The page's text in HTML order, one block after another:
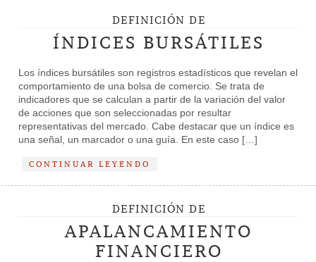
DEFINICIÓN DE
ÍNDICES BURSÁTILES
Los índices bursátiles son registros estadísticos que revelan el
comportamiento de una bolsa de comercio. Se trata de
indicadores que se calculan a partir de la variación del valor
de acciones que son seleccionadas por resultar
representativas del mercado. Cabe destacar que un índice es
una señal, un marcador o una guía. En este caso […]
CONTINUAR LEYENDO
DEFINICIÓN DE
APALANCAMIENTO
FINANCIERO